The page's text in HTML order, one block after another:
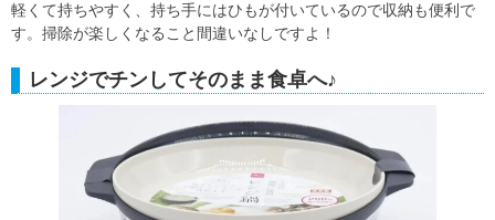
軽くて持ちやすく、持ち手にはひもが付いているので収納も便利で
す。掃除が楽しくなること間違いなしですよ！
レンジでチンしてそのまま食卓へ♪